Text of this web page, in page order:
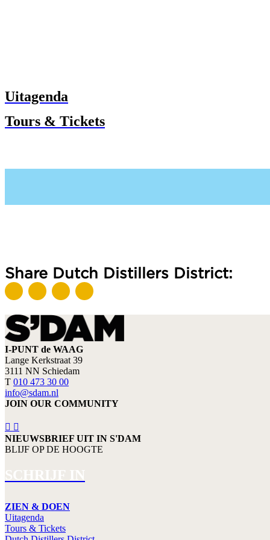
Uitagenda
Tours & Tickets
Share Dutch Distillers District:
I-PUNT de WAAG
Lange Kerkstraat 39
3111 NN Schiedam
T 010 473 30 00
info@sdam.nl
JOIN OUR COMMUNITY
NIEUWSBRIEF UIT IN S'DAM
BLIJF OP DE HOOGTE
SCHRIJF IN
ZIEN & DOEN
Uitagenda
Tours & Tickets